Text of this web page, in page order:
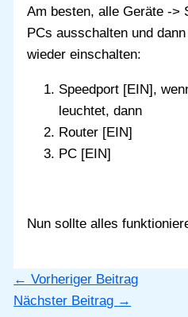
Am besten, alle Geräte ->
PCs ausschalten und
wieder einschalten:
Speedport [EIN],
leuchtet, dann
Router [EIN]
PC [EIN]
Nun sollte alles
← Vorheriger Beitrag
Nächster Beitrag →